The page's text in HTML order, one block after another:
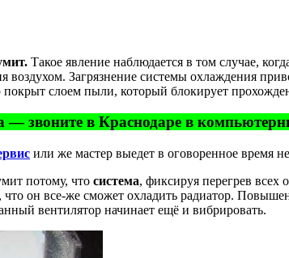
Такое явление наблюдается в том случае,
воздухом. Загрязнение системы охлаждения
слоем пыли, который блокирует
— звоните в Краснодаре в
или же мастер выедет в оговоренное время
потому, что система, фиксируя перегрев всех
что он все-же сможет охладить радиатор.
вентилятор начинает ещё и вибрировать.